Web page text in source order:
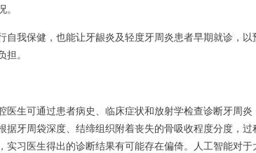
自我保健，也能让牙龈炎及轻度牙周炎患者早期就诊，以
。
医生可通过患者病史、临床症状和放射学检查诊断牙周
据牙周袋深度、结缔组织附着丧失的骨吸收程度分度，
实习医生得出的诊断结果有可能存在偏倚。人工智能对